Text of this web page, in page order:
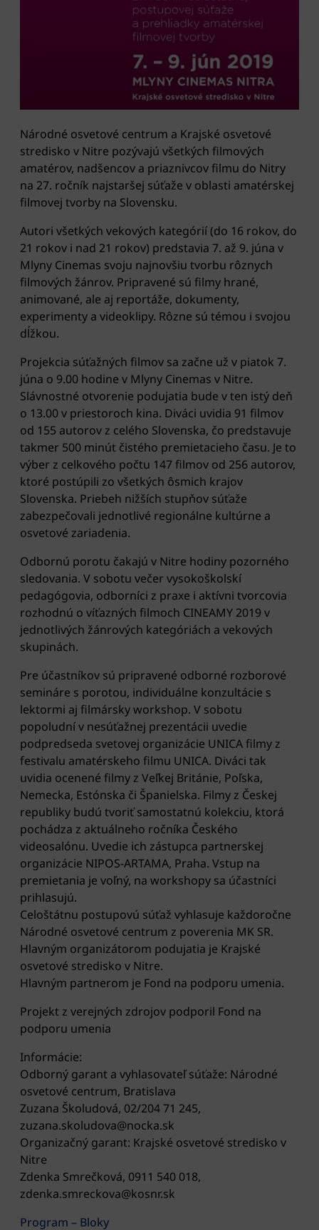
Národné osvetové centrum a Krajské osvetové
stredisko v Nitre pozývajú všetkých filmových
amatérov, nadšencov a priaznivcov filmu do Nitry
na 27. ročník najstaršej súťaže v oblasti amatérskej
filmovej tvorby na Slovensku.
Autori všetkých vekových kategórií (do 16 rokov, do
21 rokov i nad 21 rokov) predstavia 7. až 9. júna v
Mlyny Cinemas svoju najnovšiu tvorbu rôznych
filmových žánrov. Pripravené sú filmy hrané,
animované, ale aj reportáže, dokumenty,
experimenty a videoklipy. Rôzne sú témou i svojou
dĺžkou.
Projekcia súťažných filmov sa začne už v piatok 7.
júna o 9.00 hodine v Mlyny Cinemas v Nitre.
Slávnostné otvorenie podujatia bude v ten istý deň
o 13.00 v priestoroch kina. Diváci uvidia 91 filmov
od 155 autorov z celého Slovenska, čo predstavuje
takmer 500 minút čistého premietacieho času. Je to
výber z celkového počtu 147 filmov od 256 autorov,
ktoré postúpili zo všetkých ôsmich krajov
Slovenska. Priebeh nižších stupňov súťaže
zabezpečovali jednotlivé regionálne kultúrne a
osvetové zariadenia.
Odbornú porotu čakajú v Nitre hodiny pozorného
sledovania. V sobotu večer vysokoškolskí
pedagógovia, odborníci z praxe i aktívni tvorcovia
rozhodnú o víťazných filmoch CINEAMY 2019 v
jednotlivých žánrových kategóriách a vekových
skupinách.
Pre účastníkov sú pripravené odborné rozborové
semináre s porotou, individuálne konzultácie s
lektormi aj filmársky workshop. V sobotu
popoludní v nesúťažnej prezentácii uvedie
podpredseda svetovej organizácie UNICA filmy z
festivalu amatérskeho filmu UNICA. Diváci tak
uvidia ocenené filmy z Veľkej Británie, Poľska,
Nemecka, Estónska či Španielska. Filmy z Českej
republiky budú tvoriť samostatnú kolekciu, ktorá
pochádza z aktuálneho ročníka Českého
videosalónu. Uvedie ich zástupca partnerskej
organizácie NIPOS-ARTAMA, Praha. Vstup na
premietania je voľný, na workshopy sa účastníci
prihlasujú.
Celoštátnu postupovú súťaž vyhlasuje každoročne
Národné osvetové centrum z poverenia MK SR.
Hlavným organizátorom podujatia je Krajské
osvetové stredisko v Nitre.
Hlavným partnerom je Fond na podporu umenia.
Projekt z verejných zdrojov podporil Fond na
podporu umenia
Informácie:
Odborný garant a vyhlasovateľ súťaže: Národné
osvetové centrum, Bratislava
Zuzana Školudová, 02/204 71 245,
zuzana.skoludova@nocka.sk
Organizačný garant: Krajské osvetové stredisko v
Nitre
Zdenka Smrečková, 0911 540 018,
zdenka.smreckova@kosnr.sk
Program – Bloky